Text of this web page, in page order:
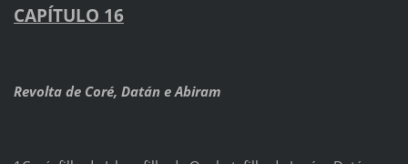
CAPÍTULO 16
Revolta de Coré, Datán e Abiram